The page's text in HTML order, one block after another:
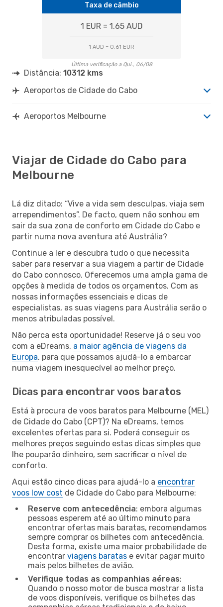
Taxa de câmbio
1 EUR = 1.65 AUD
1 AUD = 0.61 EUR
Última verificação a Qui., 06/08
Distância: 10312 kms
Aeroportos de Cidade do Cabo
Aeroportos Melbourne
Viajar de Cidade do Cabo para
Melbourne
Lá diz ditado: “Vive a vida sem desculpas, viaja sem
arrependimentos”. De facto, quem não sonhou em
sair da sua zona de conforto em Cidade do Cabo e
partir numa nova aventura até Austrália?
Continue a ler e descubra tudo o que necessita
saber para reservar a sua viagem a partir de Cidade
do Cabo connosco. Oferecemos uma ampla gama de
opções à medida de todos os orçamentos. Com as
nossas informações essenciais e dicas de
especialistas, as suas viagens para Austrália serão o
menos atribuladas possível.
Não perca esta oportunidade! Reserve já o seu voo
com a eDreams, a maior agência de viagens da
Europa, para que possamos ajudá-lo a embarcar
numa viagem inesquecível ao melhor preço.
Dicas para encontrar voos baratos
Está à procura de voos baratos para Melbourne (MEL)
de Cidade do Cabo (CPT)? Na eDreams, temos
excelentes ofertas para si. Poderá conseguir os
melhores preços seguindo estas dicas simples que
lhe pouparão dinheiro, sem sacrificar o nível de
conforto.
Aqui estão cinco dicas para ajudá-lo a encontrar
voos low cost de Cidade do Cabo para Melbourne:
Reserve com antecedência: embora algumas
pessoas esperem até ao último minuto para
encontrar ofertas mais baratas, recomendamos
sempre comprar os bilhetes com antecedência.
Desta forma, existe uma maior probabilidade de
encontrar viagens baratas e evitar pagar muito
mais pelos bilhetes de avião.
Verifique todas as companhias aéreas:
Quando o nosso motor de busca mostrar a lista
de voos disponíveis, verifique os bilhetes das